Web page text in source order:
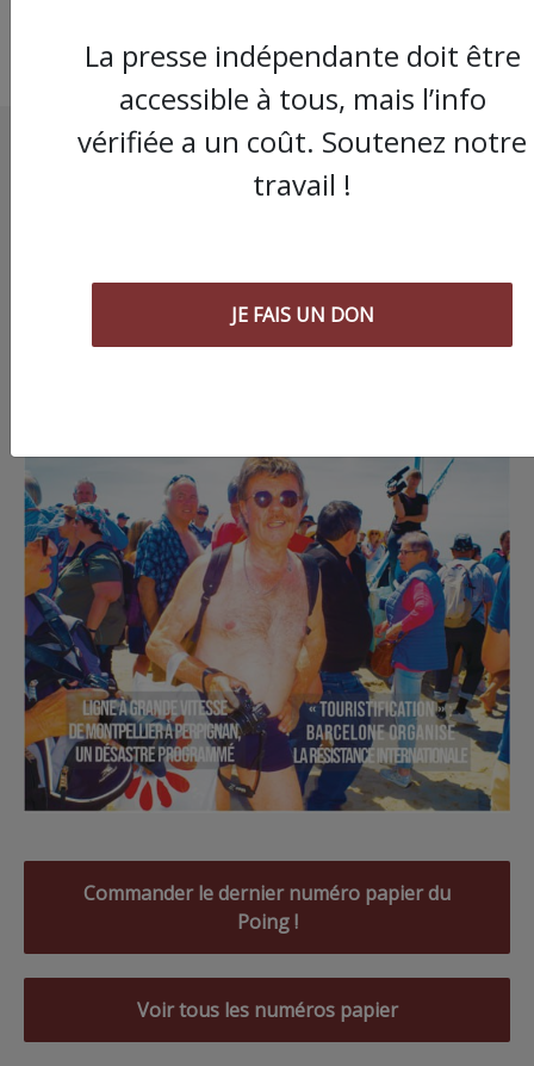
Commander le dernier numéro papier du
Poing !
Voir tous les numéros papier
La presse indépendante doit être
accessible à tous, mais l’info
vérifiée a un coût. Soutenez notre
travail !
JE FAIS UN DON